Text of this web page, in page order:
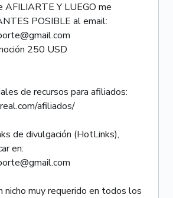
AFILIARTE Y LUEGO me
POSIBLE al email:
250 USD
de recursos para afiliados:
afiliados/
de divulgación (HotLinks),
en:
nicho muy requerido en todos los